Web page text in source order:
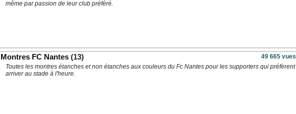
même par passion de leur club préféré.
Montres FC Nantes (13) 49 665 vues
Toutes les montres étanches et non étanches aux couleurs du Fc Nantes pour les supporters qui préfèrent
arriver au stade à l'heure.